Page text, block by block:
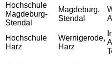
Hochschule
Magdeburg-
Stendal
Magdeburg,
Stendal
Hochschule
Harz
Wernigerode,
Harz